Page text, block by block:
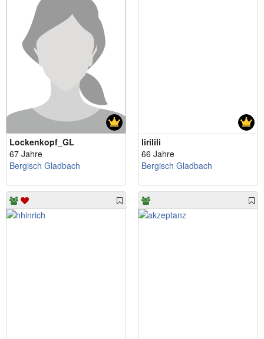
Lockenkopf_GL
67 Jahre
Bergisch Gladbach
lirilili
66 Jahre
Bergisch Gladbach